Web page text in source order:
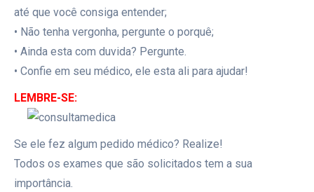
até que você consiga entender;
• Não tenha vergonha, pergunte o porquê;
• Ainda esta com duvida? Pergunte.
• Confie em seu médico, ele esta ali para ajudar!
LEMBRE-SE:
Se ele fez algum pedido médico? Realize!
Todos os exames que são solicitados tem a sua
importância.